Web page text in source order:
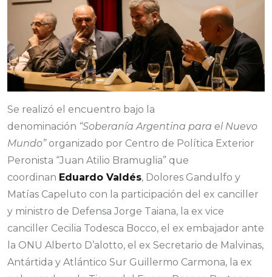
Se realizó el encuentro bajo la
denominación “Soberanía Argentina para el Nuevo
Mundo”organizado por Centro de Política Exterior
Peronista “Juan Atilio Bramuglia” que
coordinan Eduardo Valdés, Dolores Gandulfo y
Matías Capeluto con la participación del ex canciller
y ministro de Defensa Jorge Taiana, la ex vice
canciller Cecilia Todesca Bocco, el ex embajador ante
la ONU Alberto D’alotto, el ex Secretario de Malvinas,
Antártida y Atlántico Sur Guillermo Carmona, la ex